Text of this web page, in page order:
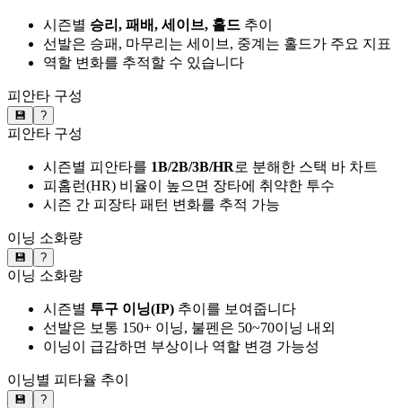
시즌별 승리, 패배, 세이브, 홀드 추이
선발은 승패, 마무리는 세이브, 중계는 홀드가 주요 지표
역할 변화를 추적할 수 있습니다
피안타 구성
💾 ?
피안타 구성
시즌별 피안타를 1B/2B/3B/HR로 분해한 스택 바 차트
피홈런(HR) 비율이 높으면 장타에 취약한 투수
시즌 간 피장타 패턴 변화를 추적 가능
이닝 소화량
💾 ?
이닝 소화량
시즌별 투구 이닝(IP) 추이를 보여줍니다
선발은 보통 150+ 이닝, 불펜은 50~70이닝 내외
이닝이 급감하면 부상이나 역할 변경 가능성
이닝별 피타율 추이
💾 ?